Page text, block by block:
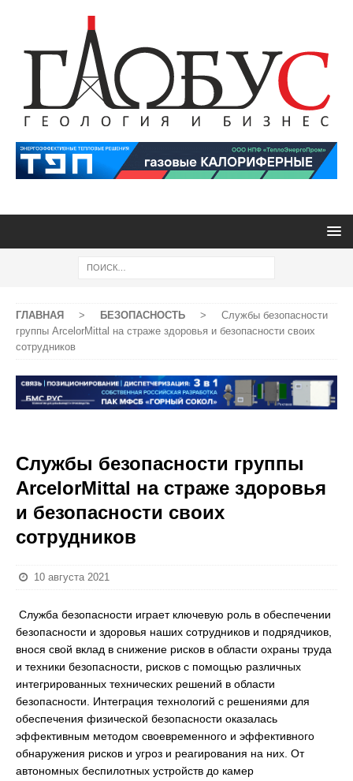
ГЛАВНАЯ > БЕЗОПАСНОСТЬ >
Службы безопасности
группы ArcelorMittal на страже здоровья и безопасности своих
сотрудников
Службы безопасности группы
ArcelorMittal на страже здоровья
и безопасности своих
сотрудников
10 августа 2021
Служба безопасности играет ключевую роль в обеспечении
безопасности и здоровья наших сотрудников и подрядчиков,
внося свой вклад в снижение рисков в области охраны труда
и техники безопасности, рисков с помощью различных
интегрированных технических решений в области
безопасности. Интеграция технологий с решениями для
обеспечения физической безопасности оказалась
эффективным методом своевременного и эффективного
обнаружения рисков и угроз и реагирования на них. От
автономных беспилотных устройств до камер